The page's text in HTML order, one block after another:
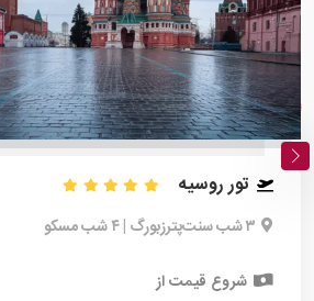
تور روسیه
۳ شب سنت‌پترزبورگ | ۴ شب مسکو
شروع قیمت از